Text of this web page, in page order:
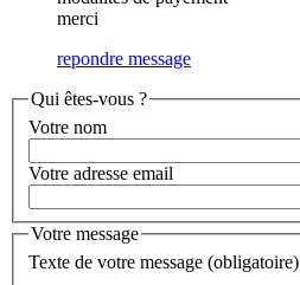
merci
repondre message
Qui êtes-vous ?
Votre nom
Votre adresse email
Votre message
Texte de votre message (obligatoire)